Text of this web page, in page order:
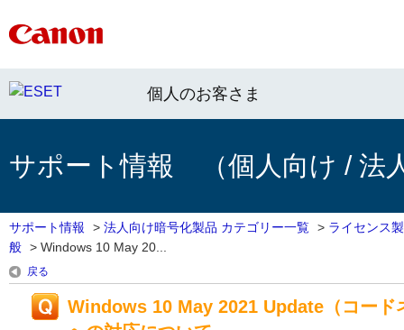
個人のお客さま
サポート情報 （個人向け / 法
サポート情報 > 法人向け暗号化製品 カテゴリー一覧 > ライセンス
般 > Windows 10 May 20...
戻る
Windows 10 May 2021 Update（コード